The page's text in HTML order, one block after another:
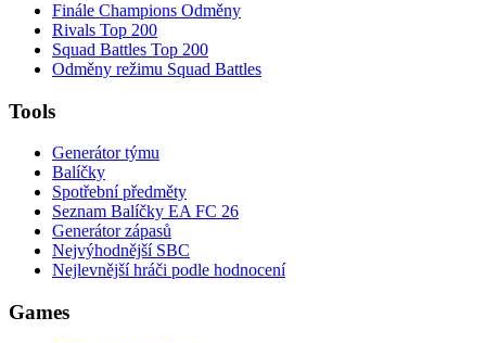
Finále Champions Odměny
Rivals Top 200
Squad Battles Top 200
Odměny režimu Squad Battles
Tools
Generátor týmu
Balíčky
Spotřební předměty
Seznam Balíčky EA FC 26
Generátor zápasů
Nejvýhodnější SBC
Nejlevnější hráči podle hodnocení
Games